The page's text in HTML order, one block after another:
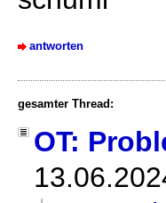
antworten
gesamter Thread:
OT: